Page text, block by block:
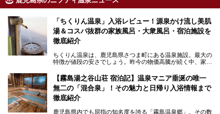
「ちくりん温泉」入浴レビュー！源泉かけ流し美肌
湯＆コスパ抜群の家族風呂・大衆風呂・宿泊施設を
徹底紹介
ちくりん温泉は、鹿児島県さつま町にある温泉施設。最大の
特徴が値段の安さでしょう。昨今の物価高騰が続く中、家族
4,000円～、と驚くべき価格を維持。
さらに、源泉100％かけ流しのツルツル美肌湯を堪能できる
点にも注目すべき。30年以上全国の温泉を巡った筆者の経
験上、穴場中の穴場と言っても決して過言ではありません。
【霧島湯之谷山荘 宿泊記】温泉マニア垂涎の唯一
無二の「混合泉」！その魅力と日帰り入浴情報まで
徹底紹介
鹿児島県内でも屈指の知名度を誇る「霧島温泉郷」。その数